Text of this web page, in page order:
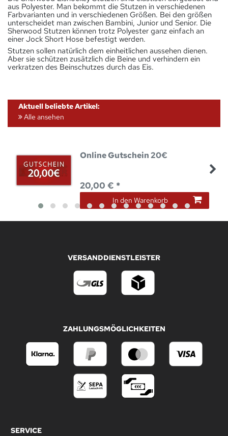
aus Polyester. Man bekommt die Stutzen in verschiedenen
Farbvarianten und in verschiedenen Größen. Bei den größen
unterscheidet man zwischen Bambini, Junior und Senior. Die
Sherwood Stutzen können trotz Polyester ganz einfach an
einer Jock Short Hose befestigt werden.
Stutzen sollen natürlich dem einheitlichen aussehen dienen.
Aber sie schützen zusätzlich die Beine und verhindern ein
verkratzen des Beinschutzes durch das Eis.
Aktuell beliebte Artikel:
Alle ansehen
Online Gutschein 20€
20,00 € *
In den Warenkorb
VERSANDDIENSTLEISTER
ZAHLUNGSMÖGLICHKEITEN
SERVICE